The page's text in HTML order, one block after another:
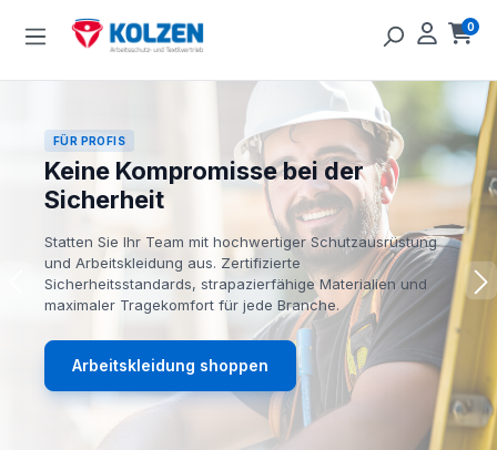
Zum Hauptinhalt springen 0
FÜR PROFIS
Keine Kompromisse bei der
Sicherheit
Statten Sie Ihr Team mit hochwertiger Schutzausrüstung
und Arbeitskleidung aus. Zertifizierte
Sicherheitsstandards, strapazierfähige Materialien und
maximaler Tragekomfort für jede Branche.
Arbeitskleidung shoppen